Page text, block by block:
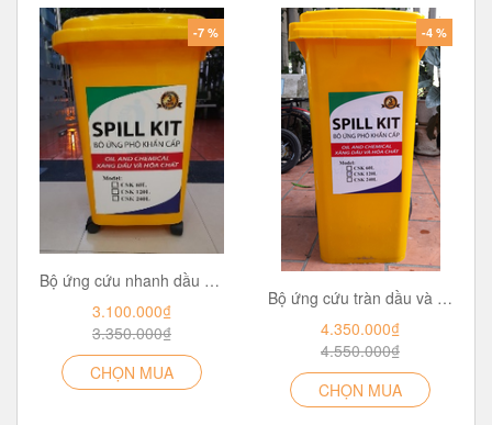
Bộ ứng cứu nhanh dầu và hóa chất tràn vãi .Model: CSK120L
3.100.000₫
3.350.000₫
-7 %
CHỌN MUA
Bộ ứng cứu tràn dầu và hóa chất 240. Model: CSK240L
4.350.000₫
4.550.000₫
-4 %
CHỌN MUA